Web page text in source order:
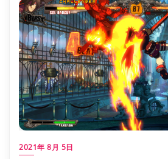
2021年 8月 5日